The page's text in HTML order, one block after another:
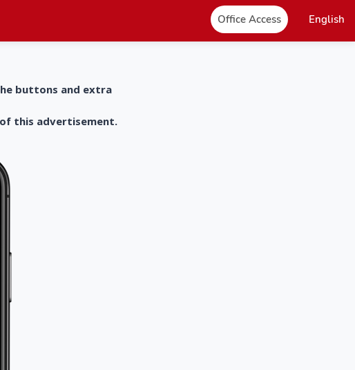
Office Access English
buttons and extra
this advertisement.